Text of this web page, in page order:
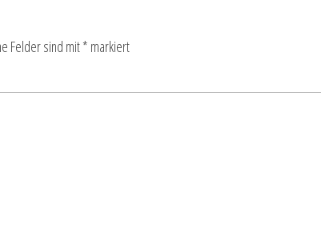
Felder sind mit* markiert